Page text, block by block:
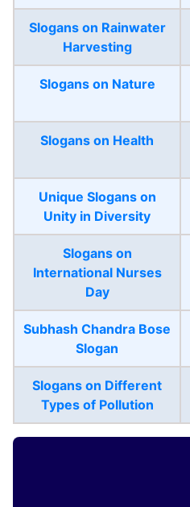
Slogans on Rainwater
Harvesting
Slogans on Nature
Slogans on Health
Unique Slogans on
Unity in Diversity
Slogans on
International Nurses
Day
Subhash Chandra Bose
Slogan
Slogans on Different
Types of Pollution